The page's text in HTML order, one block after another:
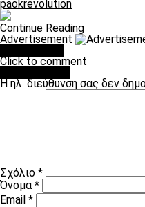
paokrevolution
Continue Reading
Advertisement
Click to comment
Η ηλ. διεύθυνση σας δεν
Σχόλιο *
Όνομα*
Email *